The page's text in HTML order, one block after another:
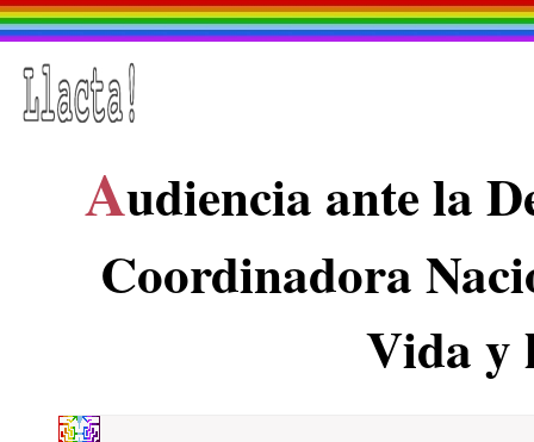
Audiencia ante la
Coordinadora
Vida y